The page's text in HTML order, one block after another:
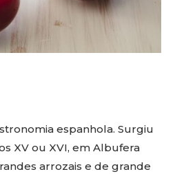
espanhola. Surgiu
XV ou XVI, em Albufera
arrozais e de grande